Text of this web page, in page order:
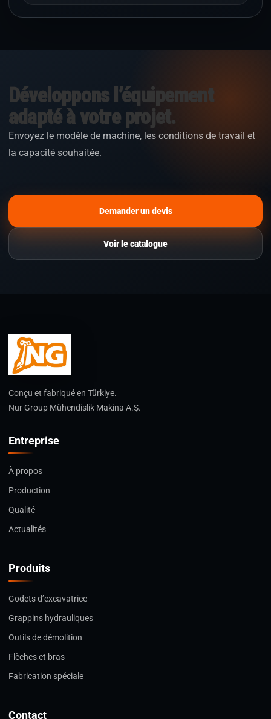
Développons l’équipement
adapté à votre projet.
Envoyez le modèle de machine, les conditions de travail et
la capacité souhaitée.
Demander un devis
Voir le catalogue
Conçu et fabriqué en Türkiye.
Nur Group Mühendislik Makina A.Ş.
Entreprise
À propos
Production
Qualité
Actualités
Produits
Godets d’excavatrice
Grappins hydrauliques
Outils de démolition
Flèches et bras
Fabrication spéciale
Contact